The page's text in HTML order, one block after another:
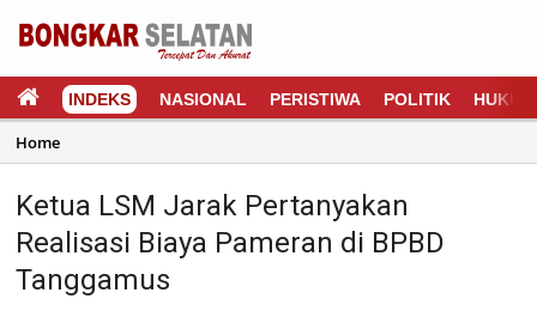
INDEKS NASIONAL PERISTIWA POLITIK HUKUM
Home
Ketua LSM Jarak Pertanyakan
Realisasi Biaya Pameran di BPBD
Tanggamus